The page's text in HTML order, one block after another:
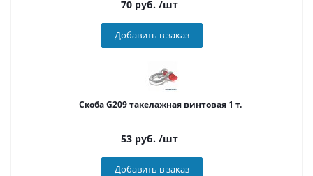
70 руб. /шт
Добавить в заказ
Скоба G209 такелажная винтовая 1 т.
53 руб. /шт
Добавить в заказ